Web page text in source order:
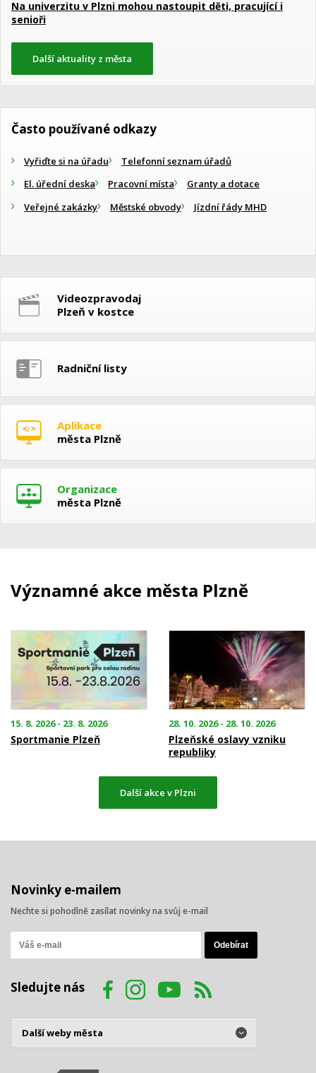
Na univerzitu v Plzni mohou nastoupit děti, pracující i
senioři
Další aktuality z města
Často používané odkazy
Vyřiďte si na úřadu
Telefonní seznam úřadů
El. úřední deska
Pracovní místa
Granty a dotace
Veřejné zakázky
Městské obvody Jízdní řády MHD
Videozpravodaj
Plzeň v kostce
Radniční listy
Aplikace
města Plzně
Organizace
města Plzně
Významné akce města Plzně
15. 8. 2026 - 23. 8. 2026
Sportmanie Plzeň
28. 10. 2026 - 28. 10. 2026
Plzeňské oslavy vzniku
republiky
Další akce v Plzni
Novinky e-mailem
Nechte si pohodlně zasílat novinky na svůj e-mail
Sledujte nás